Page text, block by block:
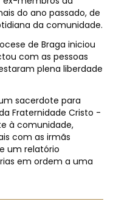
do ano passado, de
da comunidade.
de Braga iniciou
com as pessoas
plena liberdade
sacerdote para
Fraternidade Cristo -
à comunidade,
com as irmãs
um relatório
em ordem a uma